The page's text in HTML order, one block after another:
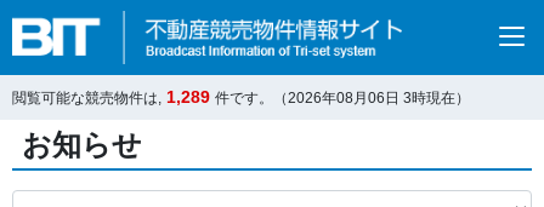
閲覧可能な競売物件は, 1,289 件です。（2026年08月06日 3時現在）
お知らせ